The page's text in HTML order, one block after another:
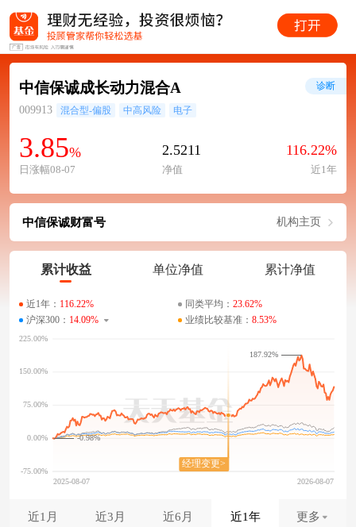
中信保诚成长动力混合A
009913 混合型-偏股 中高风险 电子
3.85%
日涨幅08-07
2.5211
净值
116.22%
近1年
诊断
中信保诚财富号 机构主页
累计收益 单位净值 累计净值
近1年： 116.22% 同类平均： 23.62%
沪深300： 14.09% 业绩比较基准： 8.53%
-0.98%
187.92%
近1月 近3月 近6月 近1年 更多